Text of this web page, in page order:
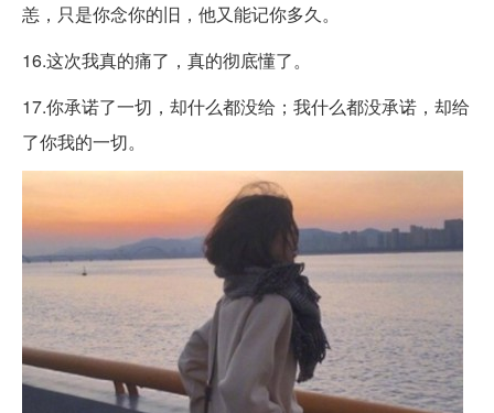
恙，只是你念你的旧，他又能记你多久。
16.这次我真的痛了，真的彻底懂了。
17.你承诺了一切，却什么都没给；我什么都没承诺，却给
了你我的一切。